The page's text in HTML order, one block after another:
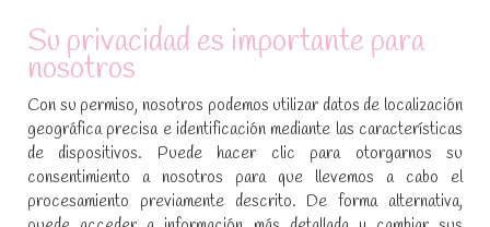
ATENCIÓN AL CLIENTE
Condiciones de compra
Aviso legal y política de privacidad
Política de cookies
Su privacidad es importante para
nosotros
Con su permiso, nosotros podemos utilizar datos de localización
geográfica precisa e identificación mediante las características
de dispositivos. Puede hacer clic para otorgarnos su
consentimiento a nosotros para que llevemos a cabo el
procesamiento previamente descrito. De forma alternativa,